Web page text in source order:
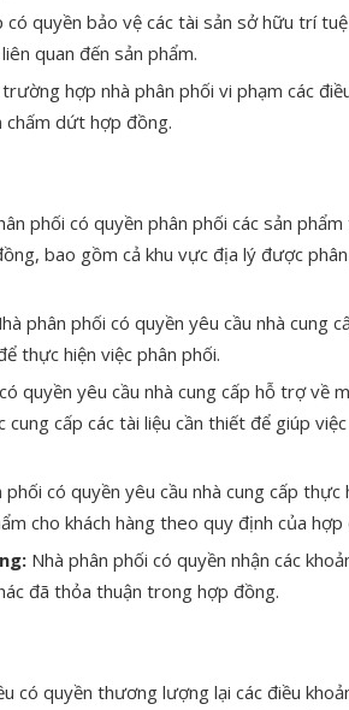
có quyền bảo vệ các tài sản sở hữu trí
quan đến sản phẩm.
hợp nhà phân phối vi phạm các
chấm dứt hợp đồng.
phối có quyền phân phối các sản
bao gồm cả khu vực địa lý được
phân phối có quyền yêu cầu nhà cung
thực hiện việc phân phối.
quyền yêu cầu nhà cung cấp hỗ trợ về
cấp các tài liệu cần thiết để giúp
phối có quyền yêu cầu nhà cung cấp thực
cho khách hàng theo quy định của hợp
Nhà phân phối có quyền nhận các
đã thỏa thuận trong hợp đồng.
có quyền thương lượng lại các điều